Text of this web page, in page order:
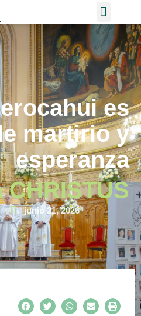
es
martirio y
esperanza
CHRISTUS
junio 21, 2026